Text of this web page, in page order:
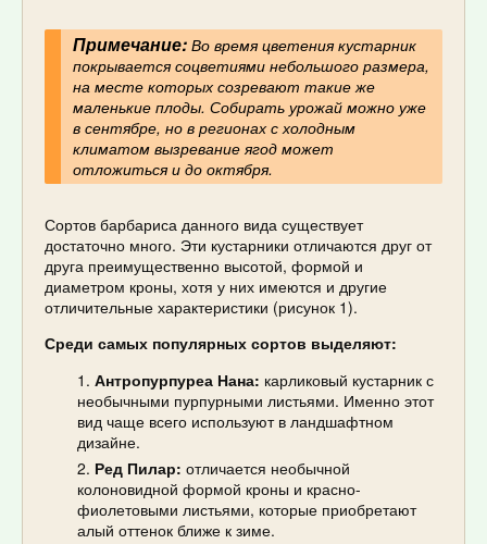
Примечание:Во время цветения кустарник
покрывается соцветиями небольшого размера,
на месте которых созревают такие же
маленькие плоды. Собирать урожай можно уже
в сентябре, но в регионах с холодным
климатом вызревание ягод может
отложиться и до октября.
Сортов барбариса данного вида существует
достаточно много. Эти кустарники отличаются друг от
друга преимущественно высотой, формой и
диаметром кроны, хотя у них имеются и другие
отличительные характеристики (рисунок 1).
Среди самых популярных сортов выделяют:
Антропурпуреа Нана: карликовый кустарник с
необычными пурпурными листьями. Именно этот
вид чаще всего используют в ландшафтном
дизайне.
Ред Пилар: отличается необычной
колоновидной формой кроны и красно-
фиолетовыми листьями, которые приобретают
алый оттенок ближе к зиме.